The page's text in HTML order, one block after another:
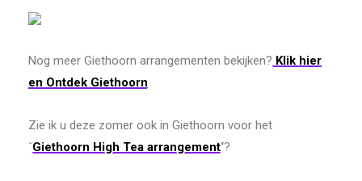
Nog meer Giethoorn arrangementen bekijken? Klik hier
en Ontdek Giethoorn
Zie ik u deze zomer ook in Giethoorn voor het
`Giethoorn High Tea arrangement‘?